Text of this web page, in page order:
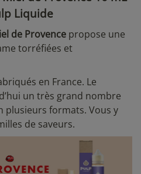
Liquide
de Provence propose une
torréfiées et
en France. Le
un très grand nombre
plusieurs formats. Vous y
de saveurs.